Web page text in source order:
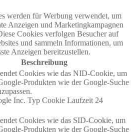
werden für Werbung verwendet, um
Anzeigen und Marketingkampagnen
Cookies verfolgen Besucher auf
und sammeln Informationen, um
Anzeigen bereitzustellen.
Beschreibung
Cookies wie das NID-Cookie, um
Produkten wie der Google-Suche
Inc. Typ Cookie Laufzeit 24
Cookies wie das SID-Cookie, um
Produkten wie der Google-Suche